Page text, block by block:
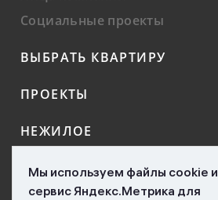
Социальные проекты
ВЫБРАТЬ КВАРТИРУ
ПРОЕКТЫ
НЕЖИЛОЕ
КОНТАКТЫ
Мы используем файлы cookie и
сервис Яндекс.Метрика для